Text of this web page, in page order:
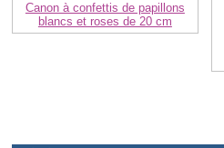
Canon à confettis de papillons
blancs et roses de 20 cm